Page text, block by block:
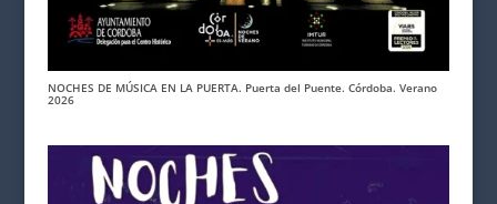
NOCHES DE MÚSICA EN LA PUERTA. Puerta del Puente. Córdoba. Verano
2026